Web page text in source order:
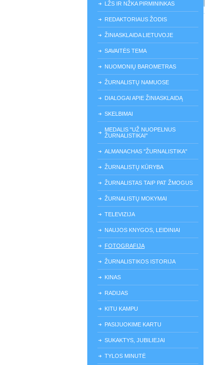
LŽS IR NŽKA PIRMININKAS
REDAKTORIAUS ŽODIS
ŽINIASKLAIDA LIETUVOJE
SAVAITĖS TEMA
NUOMONIŲ BAROMETRAS
ŽURNALISTŲ NAMUOSE
DIALOGAI APIE ŽINIASKLAIDĄ
SKELBIMAI
MEDALIS "UŽ NUOPELNUS
ŽURNALISTIKAI"
ALMANACHAS "ŽURNALISTIKA"
ŽURNALISTŲ KŪRYBA
ŽURNALISTAS TAIP PAT ŽMOGUS
ŽURNALISTŲ MOKYMAI
TELEVIZIJA
NAUJOS KNYGOS, LEIDINIAI
FOTOGRAFIJA
ŽURNALISTIKOS ISTORIJA
KINAS
RADIJAS
KITU KAMPU
PASIJUOKIME KARTU
SUKAKTYS, JUBILIEJAI
TYLOS MINUTĖ